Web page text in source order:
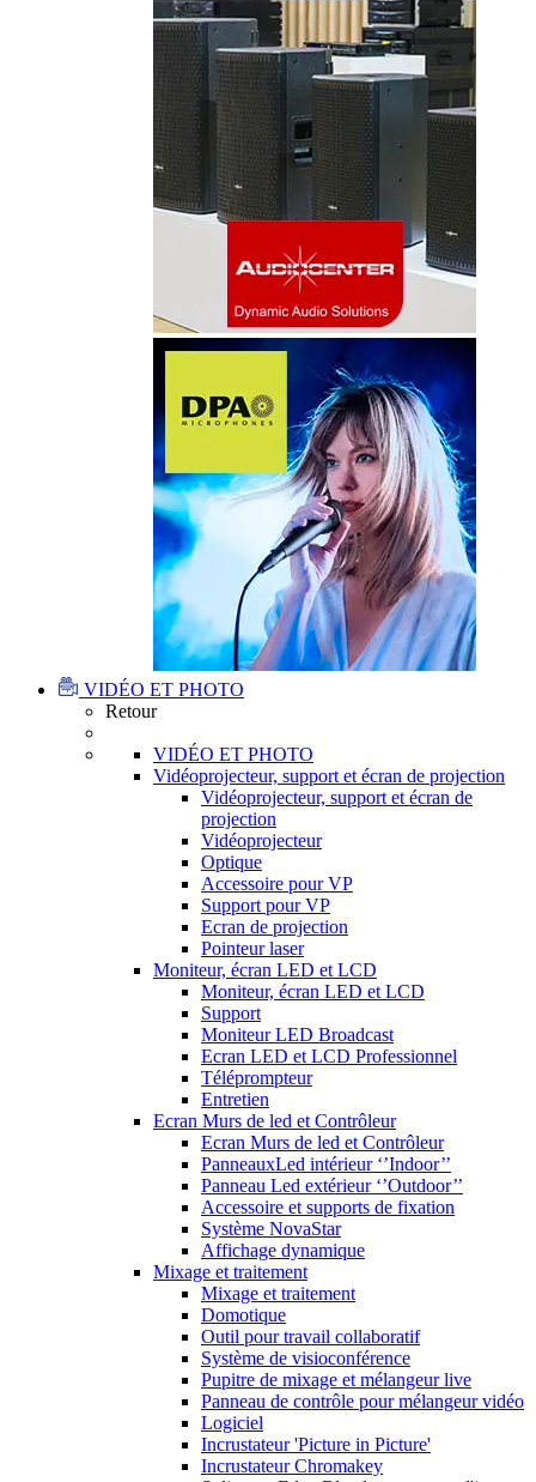
VIDÉO ET PHOTO
Retour
VIDÉO ET PHOTO
Vidéoprojecteur, support et écran de projection
Vidéoprojecteur, support et écran de
projection
Vidéoprojecteur
Optique
Accessoire pour VP
Support pour VP
Ecran de projection
Pointeur laser
Moniteur, écran LED et LCD
Moniteur, écran LED et LCD
Support
Moniteur LED Broadcast
Ecran LED et LCD Professionnel
Téléprompteur
Entretien
Ecran Murs de led et Contrôleur
Ecran Murs de led et Contrôleur
PanneauxLed intérieur ‘’Indoor’’
Panneau Led extérieur ‘’Outdoor’’
Accessoire et supports de fixation
Système NovaStar
Affichage dynamique
Mixage et traitement
Mixage et traitement
Domotique
Outil pour travail collaboratif
Système de visioconférence
Pupitre de mixage et mélangeur live
Panneau de contrôle pour mélangeur vidéo
Logiciel
Incrustateur 'Picture in Picture'
Incrustateur Chromakey